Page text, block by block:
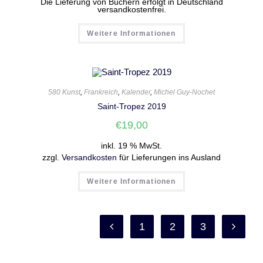
Die Lieferung von Büchern erfolgt in Deutschland
versandkostenfrei.
Weitere Informationen
580 Kunst, Frankreich, Kalender, Michel Guy-Nochet
Saint-Tropez 2019
€19,00
inkl. 19 % MwSt.
zzgl. Versandkosten für Lieferungen ins Ausland
Weitere Informationen
1 2 3